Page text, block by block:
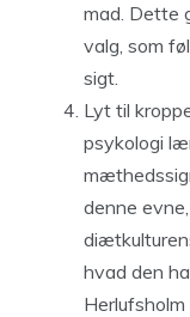
mad. Dette
valg, som
sigt.
Lyt til
psykologi
denne
hvad den